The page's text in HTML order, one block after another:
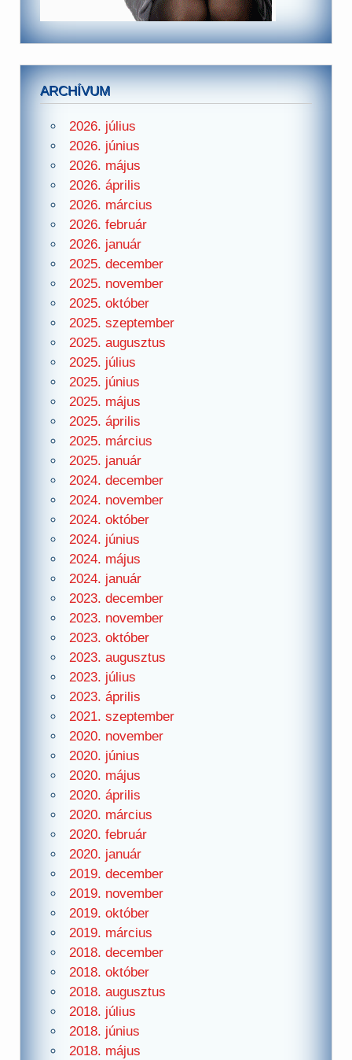
ARCHÍVUM
2026. július
2026. június
2026. május
2026. április
2026. március
2026. február
2026. január
2025. december
2025. november
2025. október
2025. szeptember
2025. augusztus
2025. július
2025. június
2025. május
2025. április
2025. március
2025. január
2024. december
2024. november
2024. október
2024. június
2024. május
2024. január
2023. december
2023. november
2023. október
2023. augusztus
2023. július
2023. április
2021. szeptember
2020. november
2020. június
2020. május
2020. április
2020. március
2020. február
2020. január
2019. december
2019. november
2019. október
2019. március
2018. december
2018. október
2018. augusztus
2018. július
2018. június
2018. május